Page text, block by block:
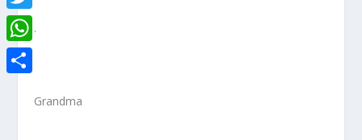
.
Grandma
c
e
b
i
n
k
T
w
i
W